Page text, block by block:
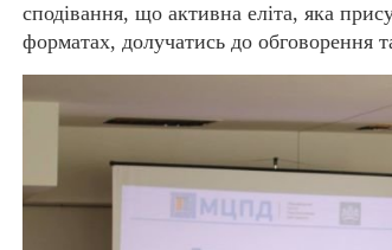
сподівання, що активна еліта, яка
форматах, долучатись до обговорення